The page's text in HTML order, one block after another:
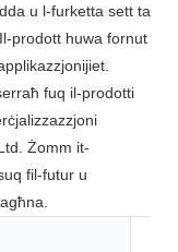
u l-furketta sett ta
prodott huwa fornut
fuq il-prodotti
Żomm it-
fil-futur u